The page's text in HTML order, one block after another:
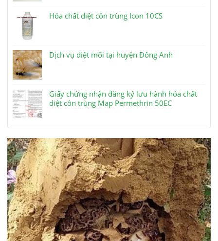
Hóa chất diệt côn trùng Icon 10CS
Dịch vụ diệt mối tại huyện Đông Anh
Giấy chứng nhận đăng ký lưu hành hóa chất
diệt côn trùng Map Permethrin 50EC